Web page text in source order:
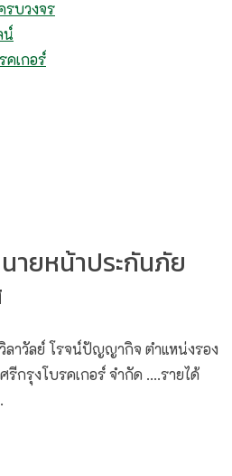
บวงจร
น์
คเกอร์
ายหน้าประกันภัย
ลาวัลย์​ โรจน์ปัญญากิจ ตำแหน่งรอง
กรุงโบรคเกอร์ จำกัด ....รายได้